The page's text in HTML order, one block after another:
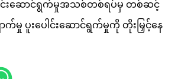
င်းဆောင်ရွက်မှုအသစ်တစ်ရပ်မှ တစ်ဆင့်
ာက်မှု ပူးပေါင်းဆောင်ရွက်မှုကို တိုးမြှင့်နေ